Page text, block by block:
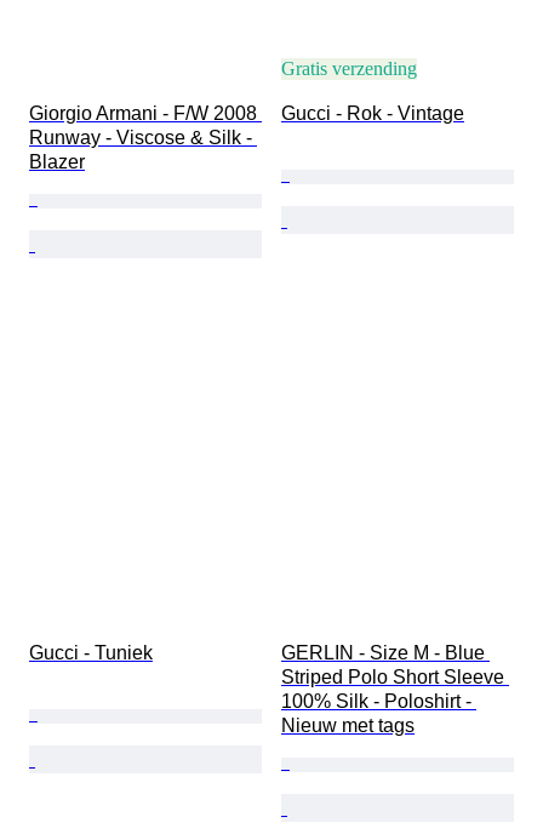
Giorgio Armani - F/W 2008
Runway - Viscose & Silk -
Blazer
Gratis verzending
Gucci - Rok - Vintage
Gucci - Tuniek
GERLIN - Size M - Blue
Striped Polo Short Sleeve
100% Silk - Poloshirt -
Nieuw met tags